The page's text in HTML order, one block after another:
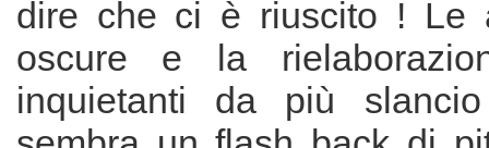
dire che ci è riuscito ! Le
oscure e la
inquietanti da più